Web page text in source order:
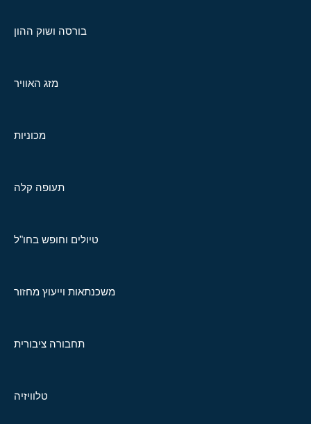
בורסה ושוק ההון
מזג האוויר
מכוניות
תעופה קלה
טיולים וחופש בחו"ל
משכנתאות וייעוץ מחזור
תחבורה ציבורית
טלוויזיה